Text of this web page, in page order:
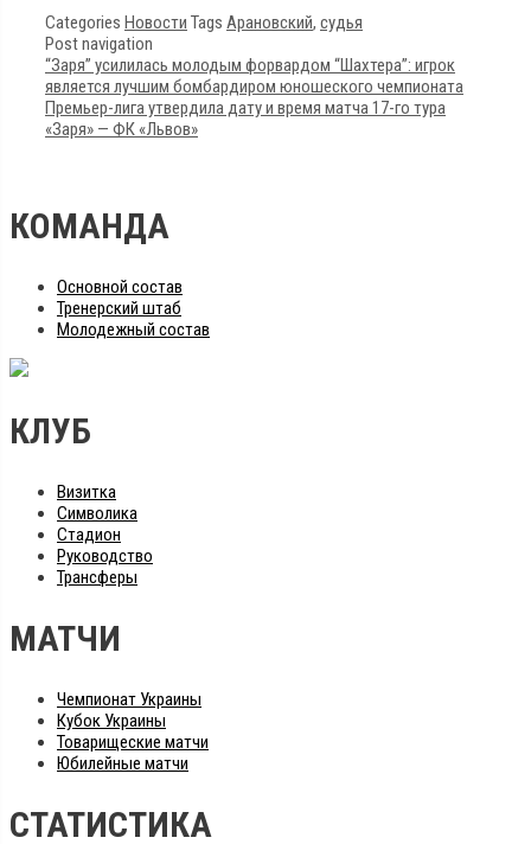
Categories Новости Tags Арановский, судья
Post navigation
“Заря” усилилась молодым форвардом “Шахтера”: игрок
является лучшим бомбардиром юношеского чемпионата
Премьер-лига утвердила дату и время матча 17-го тура
«Заря» — ФК «Львов»
КОМАНДА
Основной состав
Тренерский штаб
Молодежный состав
КЛУБ
Визитка
Символика
Стадион
Руководство
Трансферы
МАТЧИ
Чемпионат Украины
Кубок Украины
Товарищеские матчи
Юбилейные матчи
СТАТИСТИКА